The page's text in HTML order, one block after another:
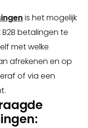
is het mogelijk
betalingen te
met welke
afrekenen en op
of via een